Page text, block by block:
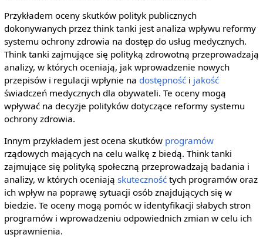
Przykładem oceny skutków polityk publicznych
dokonywanych przez think tanki jest analiza wpływu reformy
systemu ochrony zdrowia na dostęp do usług medycznych.
Think tanki zajmujące się polityką zdrowotną przeprowadzają
analizy, w których oceniają, jak wprowadzenie nowych
przepisów i regulacji wpłynie na dostępnośći jakość
świadczeń medycznych dla obywateli. Te oceny mogą
wpływać na decyzje polityków dotyczące reformy systemu
ochrony zdrowia.
Innym przykładem jest ocena skutków programów
rządowych mających na celu walkę z biedą. Think tanki
zajmujące się polityką społeczną przeprowadzają badania i
analizy, w których oceniają skutecznośćtych programów oraz
ich wpływ na poprawę sytuacji osób znajdujących się w
biedzie. Te oceny mogą pomóc w identyfikacji słabych stron
programów i wprowadzeniu odpowiednich zmian w celu ich
usprawnienia.